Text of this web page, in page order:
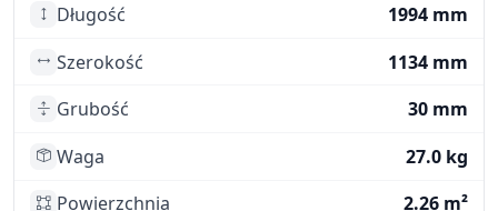
Długość
1994 mm
Szerokość
1134 mm
Grubość
30 mm
Waga
27.0 kg
Powierzchnia
2.26 m²